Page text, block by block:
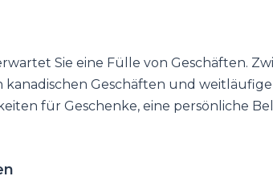
Sie eine Fülle von Geschäften.
kanadischen Geschäften und
für Geschenke, eine persönliche